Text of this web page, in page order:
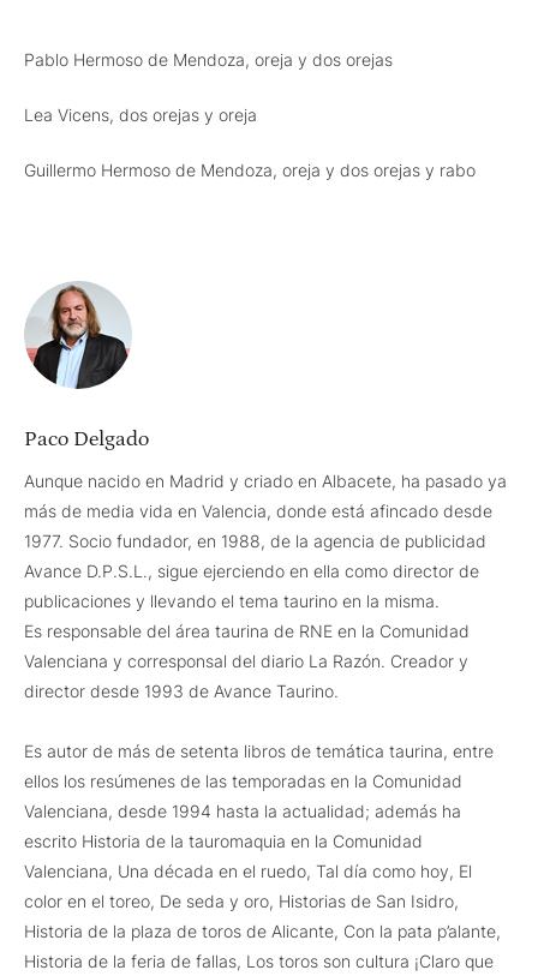
Pablo Hermoso de Mendoza, oreja y dos orejas
Lea Vicens, dos orejas y oreja
Guillermo Hermoso de Mendoza, oreja y dos orejas y rabo
Paco Delgado
Aunque nacido en Madrid y criado en Albacete, ha pasado ya
más de media vida en Valencia, donde está afincado desde
1977. Socio fundador, en 1988, de la agencia de publicidad
Avance D.P.S.L., sigue ejerciendo en ella como director de
publicaciones y llevando el tema taurino en la misma.
Es responsable del área taurina de RNE en la Comunidad
Valenciana y corresponsal del diario La Razón. Creador y
director desde 1993 de Avance Taurino.
Es autor de más de setenta libros de temática taurina, entre
ellos los resúmenes de las temporadas en la Comunidad
Valenciana, desde 1994 hasta la actualidad; además ha
escrito Historia de la tauromaquia en la Comunidad
Valenciana, Una década en el ruedo, Tal día como hoy, El
color en el toreo, De seda y oro, Historias de San Isidro,
Historia de la plaza de toros de Alicante, Con la pata p’alante,
Historia de la feria de fallas, Los toros son cultura ¡Claro que